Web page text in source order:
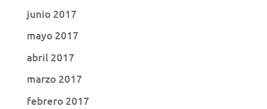
junio 2017
mayo 2017
abril 2017
marzo 2017
febrero 2017